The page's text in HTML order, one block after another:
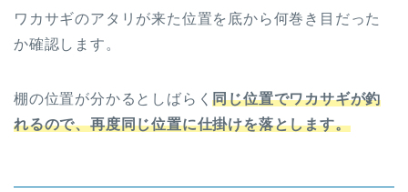
ワカサギのアタリが来た位置を底から何巻き目だった
か確認します。
棚の位置が分かるとしばらく同じ位置でワカサギが釣
れるので、再度同じ位置に仕掛けを落とします。